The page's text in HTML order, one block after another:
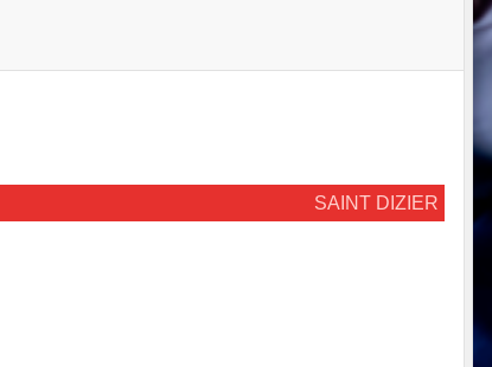
SAINT DIZIER